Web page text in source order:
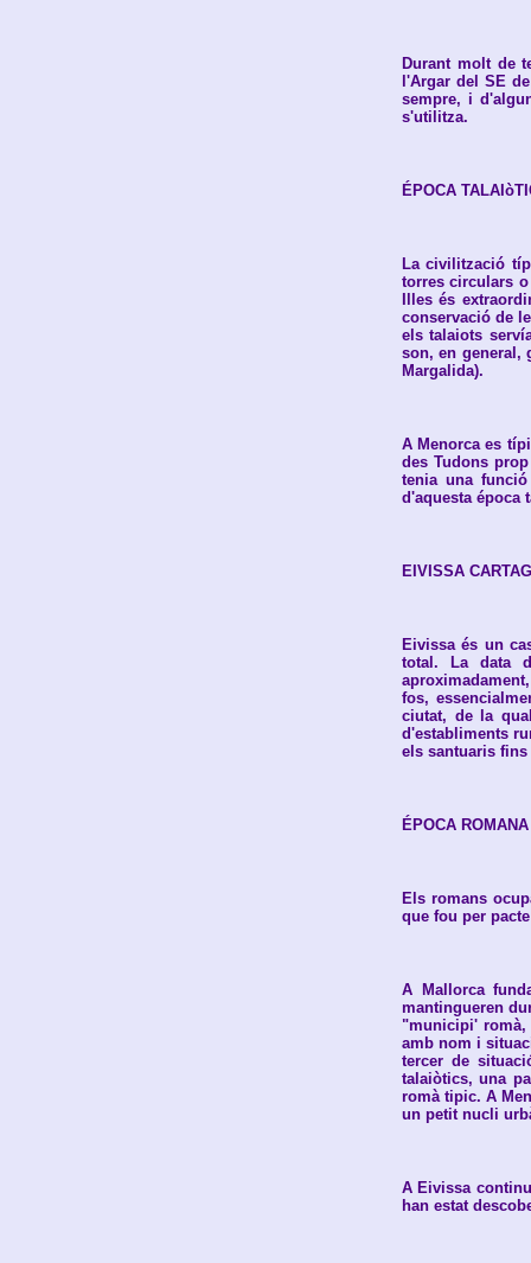
Durant molt de
l'Argar del SE
sempre, i
s'utilitza.
ÉPOCA
La civilització
torres circulars o
Illes és
conservació de
els talaiots
son, en general,
Margalida).
A Menorca es
des Tudons
tenia una
d'aquesta época
EIVISSA
Eivissa és un
total. La data
fos,
ciutat, de la
d'establiments
els santuaris
ÉPOCA ROMANA
Els romans
que fou per
A Mallorca
mantingueren
"municipi' romà,
amb nom i
tercer de
talaiòtics, una
romà tipic. A
un petit nucli
A Eivissa
han estat